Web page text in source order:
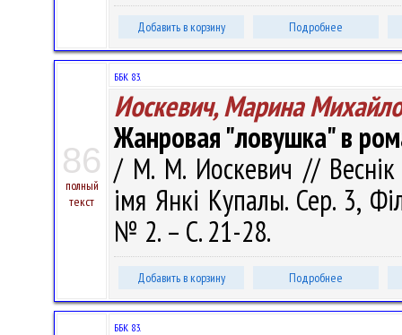
Добавить в корзину Подробнее
86
полный
текст
ББК 83.
Иоскевич, Марина
Жанровая "ловушка" в
/ М. М. Иоскевич // Веснік
імя Янкі Купалы. Сер. 3,
№ 2. – С. 21-28.
Добавить в корзину Подробнее
ББК 83.